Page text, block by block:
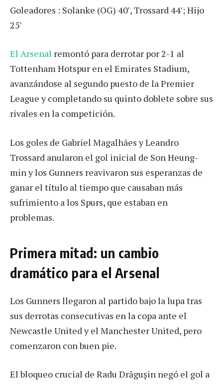
Goleadores : Solanke (OG) 40′, Trossard 44′; Hijo
25′
El Arsenal remontó para derrotar por 2-1 al
Tottenham Hotspur en el Emirates Stadium,
avanzándose al segundo puesto de la Premier
League y completando su quinto doblete sobre sus
rivales en la competición.
Los goles de Gabriel Magalhães y Leandro
Trossard anularon el gol inicial de Son Heung-
min y los Gunners reavivaron sus esperanzas de
ganar el título al tiempo que causaban más
sufrimiento a los Spurs, que estaban en
problemas.
Primera mitad: un cambio
dramático para el Arsenal
Los Gunners llegaron al partido bajo la lupa tras
sus derrotas consecutivas en la copa ante el
Newcastle United y el Manchester United, pero
comenzaron con buen pie.
El bloqueo crucial de Radu Drăgușin negó el gol a